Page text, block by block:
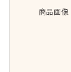
商品画像